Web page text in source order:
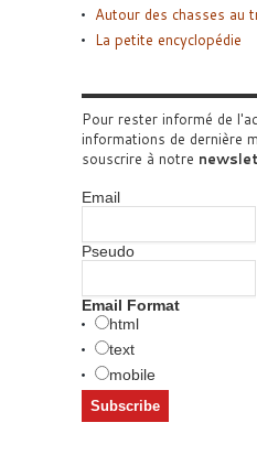
Autour des chasses au
La petite encyclopédie
Pour rester informé de
informations de dernière
souscrire à notre
Email
Pseudo
Email Format
html
text
mobile